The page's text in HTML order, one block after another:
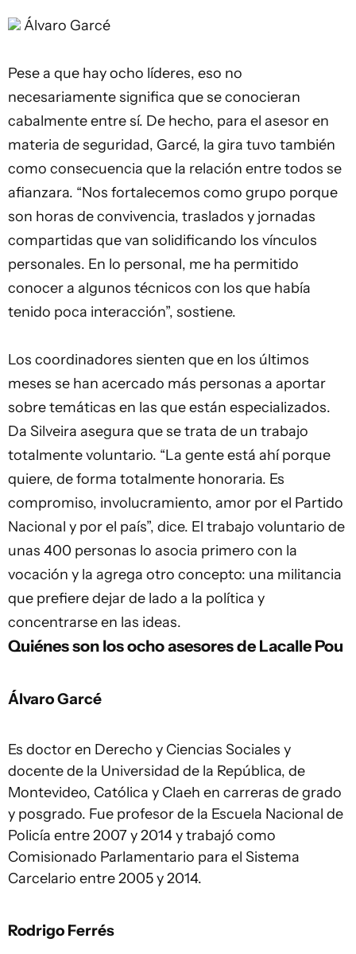
Álvaro Garcé
Pese a que hay ocho líderes, eso no
necesariamente significa que se conocieran
cabalmente entre sí. De hecho, para el asesor en
materia de seguridad, Garcé, la gira tuvo también
como consecuencia que la relación entre todos se
afianzara. “Nos fortalecemos como grupo porque
son horas de convivencia, traslados y jornadas
compartidas que van solidificando los vínculos
personales. En lo personal, me ha permitido
conocer a algunos técnicos con los que había
tenido poca interacción”, sostiene.
Los coordinadores sienten que en los últimos
meses se han acercado más personas a aportar
sobre temáticas en las que están especializados.
Da Silveira asegura que se trata de un trabajo
totalmente voluntario. “La gente está ahí porque
quiere, de forma totalmente honoraria. Es
compromiso, involucramiento, amor por el Partido
Nacional y por el país”, dice. El trabajo voluntario de
unas 400 personas lo asocia primero con la
vocación y la agrega otro concepto: una militancia
que prefiere dejar de lado a la política y
concentrarse en las ideas.
Quiénes son los ocho asesores de Lacalle Pou
Álvaro Garcé
Es doctor en Derecho y Ciencias Sociales y
docente de la Universidad de la República, de
Montevideo, Católica y Claeh en carreras de grado
y posgrado. Fue profesor de la Escuela Nacional de
Policía entre 2007 y 2014 y trabajó como
Comisionado Parlamentario para el Sistema
Carcelario entre 2005 y 2014.
Rodrigo Ferrés